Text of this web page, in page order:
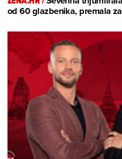
od 60 glazbenika, premala